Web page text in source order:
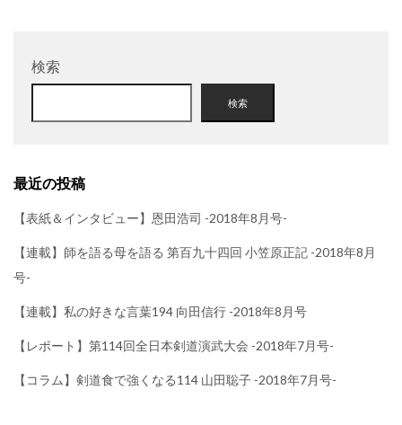
検索
検索
最近の投稿
【表紙＆インタビュー】恩田浩司 -2018年8月号-
【連載】師を語る母を語る 第百九十四回 小笠原正記 -2018年8月
号-
【連載】私の好きな言葉194 向田信行 -2018年8月号
【レポート】第114回全日本剣道演武大会 -2018年7月号-
【コラム】剣道食で強くなる114 山田聡子 -2018年7月号-